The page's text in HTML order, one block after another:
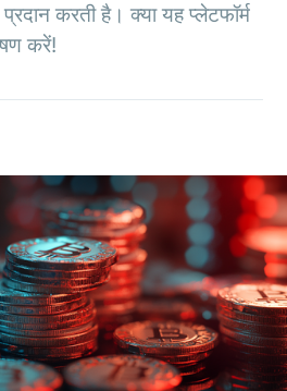
करती है। क्या यह प्लेटफॉर्म
करें!